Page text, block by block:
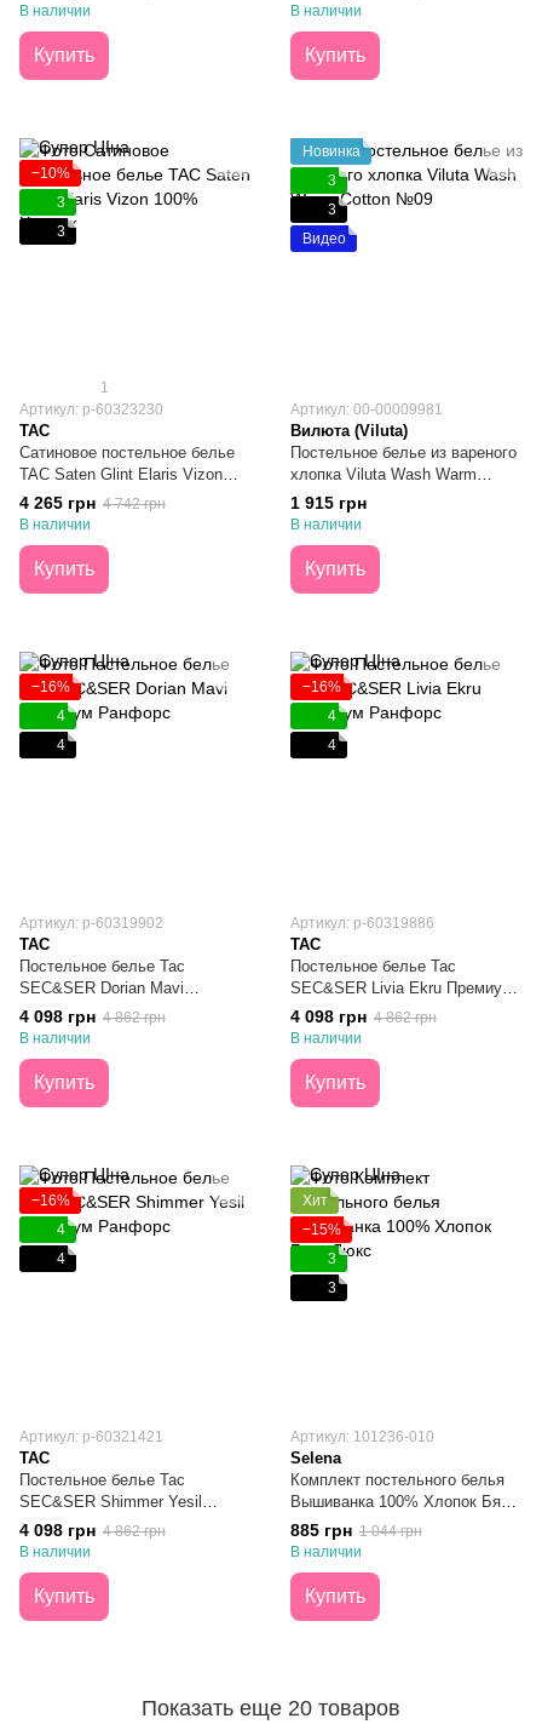
В наличии
Купить
В наличии
Купить
−10%
3
3
1
Артикул: р-60323230
TAC
Сатиновое постельное белье
TAC Saten Glint Elaris Vizon
100% Хлопок Евро
4 265 грн 4 742 грн
В наличии
Купить
Новинка
3
3
Видео
Артикул: 00-00009981
Вилюта (Viluta)
Постельное белье из вареного
хлопка Viluta Wash Warm
Cotton №09 Двухспальное
1 915 грн
В наличии
Купить
−16%
4
4
Артикул: p-60319902
TAC
Постельное белье Тас
SEC&SER Dorian Mavi
Премиум Ранфорс Евро
4 098 грн 4 862 грн
В наличии
Купить
−16%
4
4
Артикул: p-60319886
TAC
Постельное белье Тас
SEC&SER Livia Ekru Премиум
Ранфорс Евро
4 098 грн 4 862 грн
В наличии
Купить
−16%
4
4
Артикул: p-60321421
TAC
Постельное белье Тас
SEC&SER Shimmer Yesil
Премиум Ранфорс Евро
4 098 грн 4 862 грн
В наличии
Купить
Хит
−15%
3
3
Артикул: 101236-010
Selena
Комплект постельного белья
Вышиванка 100% Хлопок Бязь
Люкс Полуторный
885 грн 1 044 грн
В наличии
Купить
Показать еще 20 товаров